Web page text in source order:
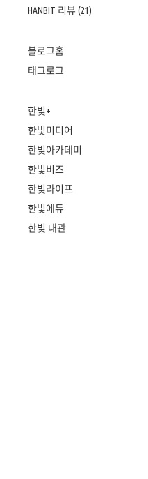
HANBIT 리뷰 (21)
블로그홈
태그로그
한빛+
한빛미디어
한빛아카데미
한빛비즈
한빛라이프
한빛에듀
한빛 대관